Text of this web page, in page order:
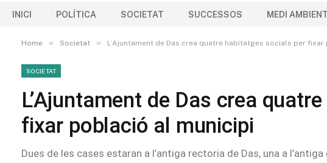
INICI POLÍTICA SOCIETAT SUCCESSOS MEDI AMBIENT
Home » Societat » L’Ajuntament de Das crea quatre habitatges socials per
SOCIETAT
L’Ajuntament de Das crea
fixar població al municipi
Dues de les cases estaran a l’antiga rectoria de Das, una a